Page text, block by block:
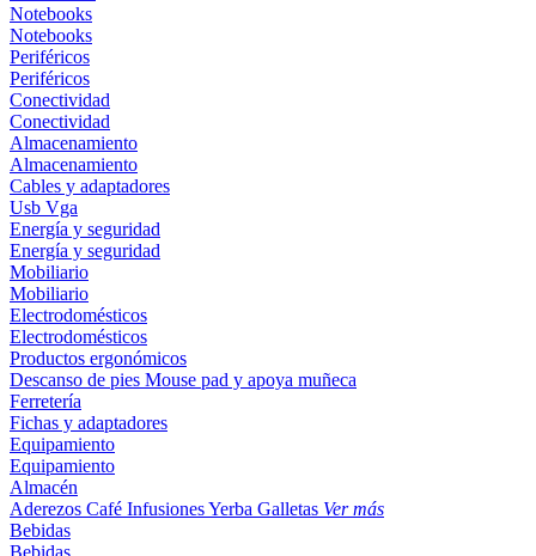
Notebooks
Notebooks
Periféricos
Periféricos
Conectividad
Conectividad
Almacenamiento
Almacenamiento
Cables y adaptadores
Usb Vga
Energía y seguridad
Energía y seguridad
Mobiliario
Mobiliario
Electrodomésticos
Electrodomésticos
Productos ergonómicos
Descanso de pies Mouse pad y apoya muñeca
Ferretería
Fichas y adaptadores
Equipamiento
Equipamiento
Almacén
Aderezos Café InfusionesYerba Galletas Ver más
Bebidas
Bebidas